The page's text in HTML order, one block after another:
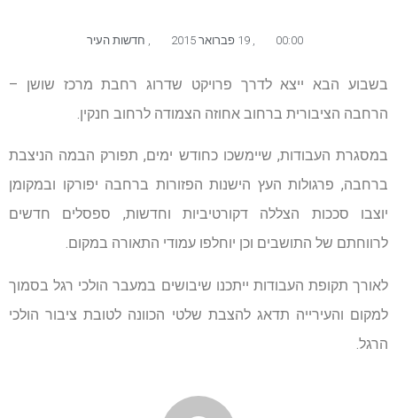
00:00
,
, חדשות העיר
בשבוע הבא ייצא לדרך פרויקט שדרוג רחבת מרכז שושן –
הרחבה הציבורית ברחוב אחוזה הצמודה לרחוב חנקין.
במסגרת העבודות, שיימשכו כחודש ימים, תפורק הבמה הניצבת
ברחבה, פרגולות העץ הישנות הפזורות ברחבה יפורקו ובמקומן
יוצבו סככות הצללה דקורטיביות וחדשות, ספסלים חדשים
לרווחתם של התושבים וכן יוחלפו עמודי התאורה במקום.
לאורך תקופת העבודות ייתכנו שיבושים במעבר הולכי רגל בסמוך
למקום והעירייה תדאג להצבת שלטי הכוונה לטובת ציבור הולכי
הרגל.